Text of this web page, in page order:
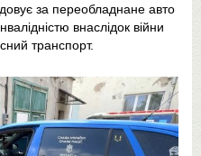
за переобладнане авто
внаслідок війни
транспорт.